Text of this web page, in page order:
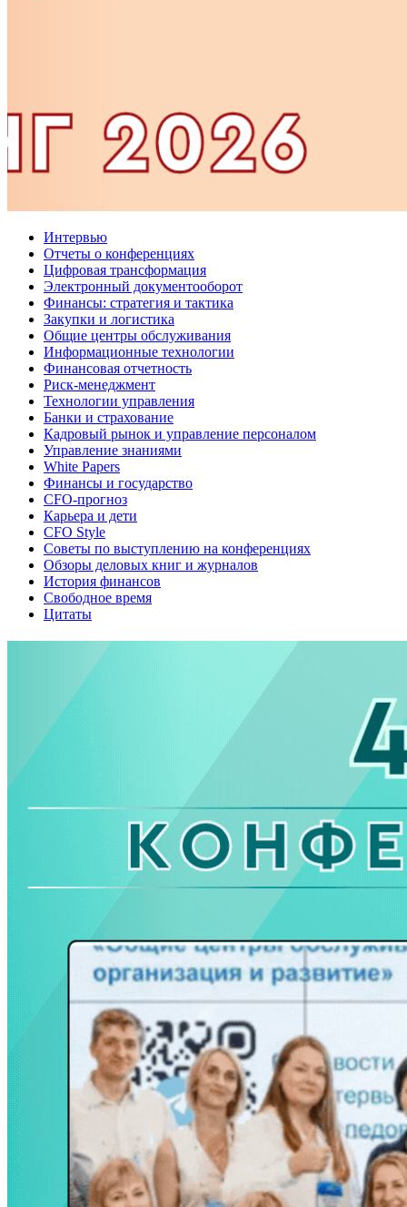
Интервью
Отчеты о конференциях
Цифровая трансформация
Электронный документооборот
Финансы: стратегия и тактика
Закупки и логистика
Общие центры обслуживания
Информационные технологии
Финансовая отчетность
Риск-менеджмент
Технологии управления
Банки и страхование
Кадровый рынок и управление персоналом
Управление знаниями
White Papers
Финансы и государство
CFO-прогноз
Карьера и дети
CFO Style
Советы по выступлению на конференциях
Обзоры деловых книг и журналов
История финансов
Свободное время
Цитаты